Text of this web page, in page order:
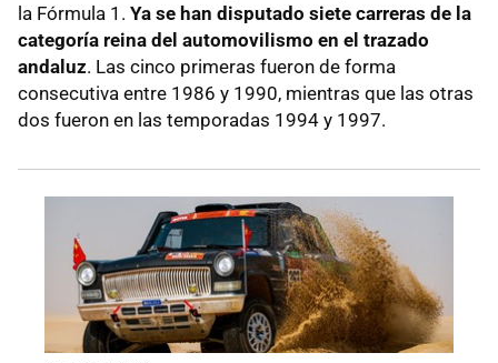
la Fórmula 1. Ya se han disputado siete carreras de la
categoría reina del automovilismo en el trazado
andaluz. Las cinco primeras fueron de forma
consecutiva entre 1986 y 1990, mientras que las otras
dos fueron en las temporadas 1994 y 1997.